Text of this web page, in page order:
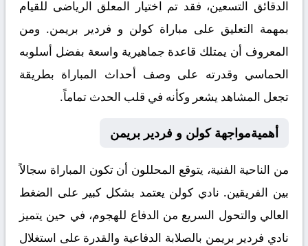
الدقائق التسعين، فقد تم اختيار المعلق الرياضى للقيام
بمهمة التعليق على مباراة كولن و فردير بريمن. ومن
المعروف أن يمتلك قاعدة جماهيرية واسعة بفضل أسلوبه
الحماسي وقدرته على وصف أحداث المباراة بطريقة
تجعل المشاهد يشعر وكأنه في قلب الحدث تماماً.
أهميةمواجهة كولن و فردير بريمن
من الناحية الفنية، يتوقع المحللون أن تكون المباراة سجالاً
بين الفريقين. نادي كولن يعتمد بشكل كبير على الضغط
العالي والتحول السريع من الدفاع للهجوم، في حين يتميز
نادي فردير بريمن بالصلابة الدفاعية والقدرة على استغلال